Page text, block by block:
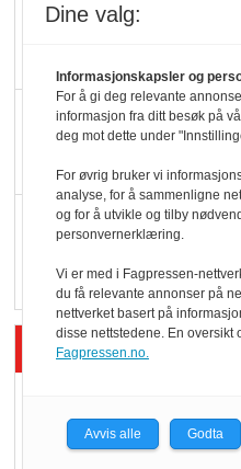
KI
Q
Siste artikler -
Dine valg:
Informasjonskapsler og
For å gi deg relevante
informasjon fra ditt besøk på
deg mot dette under
For øvrig bruker vi
analyse, for å sammenligne
og for å utvikle og tilby
personvernerklæring.
Vi er med i Fagpressen-
du få relevante annonser på
nettverket basert på
disse nettstedene. En oversikt
Fagpressen.no.
Avvis alle Godta